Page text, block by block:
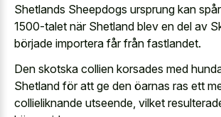
Shetlands Sheepdogs ursprung kan
1500-talet när Shetland blev en del av
började importera får från fastlandet.
Den skotska collien korsades med
Shetland för att ge den öarnas ras ett
collieliknande utseende, vilket